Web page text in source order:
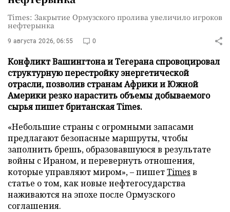
Times: Закрытие Ормузского пролива увеличило игроков
нефтерынка
9 августа 2026, 06:55 0
Конфликт Вашингтона и Тегерана спровоцировал
структурную перестройку энергетической
отрасли, позволив странам Африки и Южной
Америки резко нарастить объемы добываемого
сырья пишет британская Times.
«Небольшие страны с огромными запасами
предлагают безопасные маршруты, чтобы
заполнить брешь, образовавшуюся в результате
войны с Ираном, и перевернуть отношения,
которые управляют миром», – пишетTimes в
статье о том, как новые нефтегосударства
наживаются на эпохе после Ормузского
соглашения.